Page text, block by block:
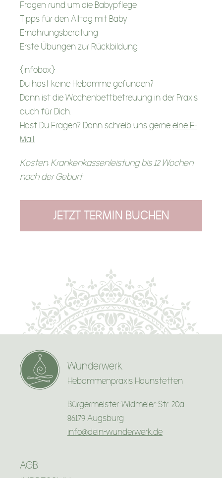
Schlafberatung
Unser digitales Angebot
Unsere Videokurse
Unsere Geschenke
Betreuungsanfrage
Eltern-Café
Schwangeren-Brunch
Fragen rund um die Babypflege
Tipps für den Alltag mit Baby
Ernährungsberatung
Erste Übungen zur Rückbildung
{infobox}
Du hast keine Hebamme gefunden?
Dann ist die Wochenbettbetreuung in der Praxis
auch für Dich.
Hast Du Fragen? Dann schreib uns gerne eine E-
Mail.
Kosten: Krankenkassenleistung bis 12 Wochen
nach der Geburt
JETZT TERMIN BUCHEN
Wunderwerk
Hebammenpraxis Haunstetten
Bürgermeister-Widmeier-Str. 20a
86179 Augsburg
info@dein-wunderwerk.de
AGB